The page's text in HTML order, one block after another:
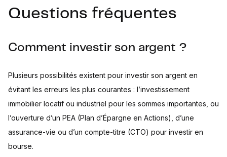
Questions fréquentes
Comment investir son argent ?
Plusieurs possibilités existent pour investir son argent en
évitant les erreurs les plus courantes : l’investissement
immobilier locatif ou industriel pour les sommes importantes, ou
l’ouverture d’un PEA (Plan d’Épargne en Actions), d’une
assurance-vie ou d’un compte-titre (CTO) pour investir en
bourse.